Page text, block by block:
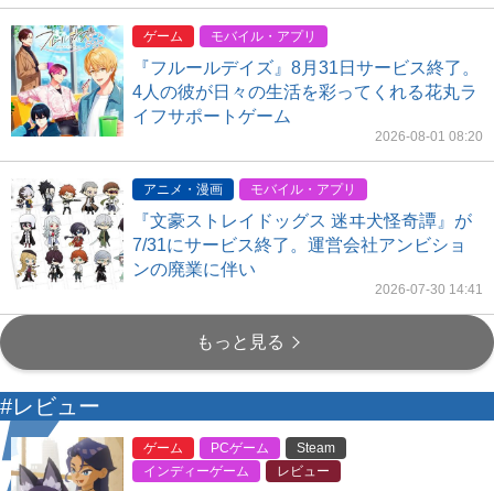
ゲーム モバイル・アプリ
『フルールデイズ』8月31日サービス終了。
4人の彼が日々の生活を彩ってくれる花丸ラ
イフサポートゲーム
2026-08-01 08:20
アニメ・漫画 モバイル・アプリ
『文豪ストレイドッグス 迷ヰ犬怪奇譚』が
7/31にサービス終了。運営会社アンビショ
ンの廃業に伴い
2026-07-30 14:41
もっと見る
#レビュー
ゲーム PCゲーム
Steam
インディーゲーム
レビュー